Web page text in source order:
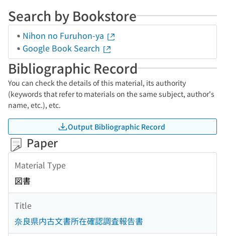
Search by Bookstore
Nihon no Furuhon-ya
Google Book Search
Bibliographic Record
You can check the details of this material, its authority
(keywords that refer to materials on the same subject, author's
name, etc.), etc.
Output Bibliographic Record
Paper
Material Type
図書
Title
奈良県内古文書所在確認調査報告書